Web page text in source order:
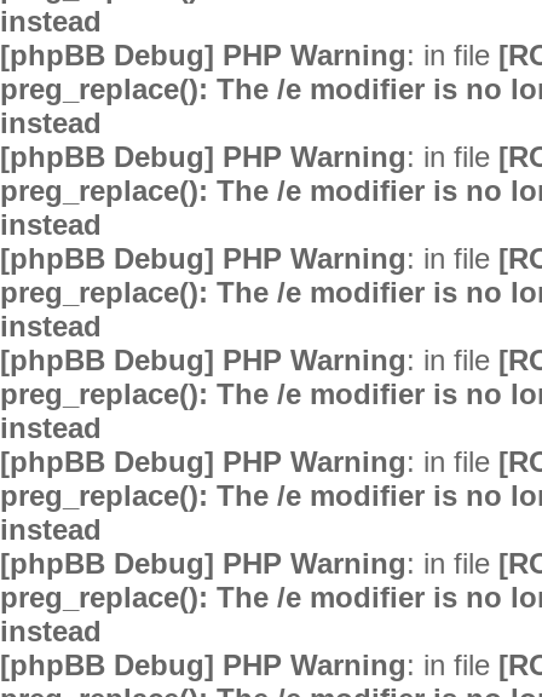
instead
[phpBB Debug] PHP Warning: in file
preg_replace(): The /e modifier is no
instead
[phpBB Debug] PHP Warning: in file
preg_replace(): The /e modifier is no
instead
[phpBB Debug] PHP Warning: in file
preg_replace(): The /e modifier is no
instead
[phpBB Debug] PHP Warning: in file
preg_replace(): The /e modifier is no
instead
[phpBB Debug] PHP Warning: in file
preg_replace(): The /e modifier is no
instead
[phpBB Debug] PHP Warning: in file
preg_replace(): The /e modifier is no
instead
[phpBB Debug] PHP Warning: in file